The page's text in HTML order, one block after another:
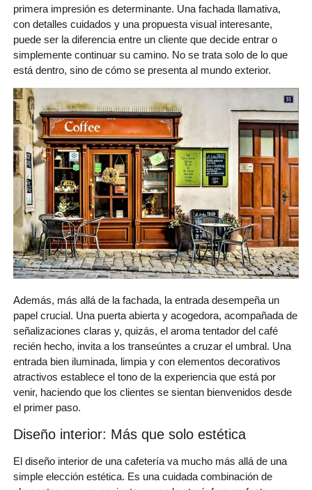
primera impresión es determinante. Una fachada llamativa,
con detalles cuidados y una propuesta visual interesante,
puede ser la diferencia entre un cliente que decide entrar o
simplemente continuar su camino. No se trata solo de lo que
está dentro, sino de cómo se presenta al mundo exterior.
Además, más allá de la fachada, la entrada desempeña un
papel crucial. Una puerta abierta y acogedora, acompañada de
señalizaciones claras y, quizás, el aroma tentador del café
recién hecho, invita a los transeúntes a cruzar el umbral. Una
entrada bien iluminada, limpia y con elementos decorativos
atractivos establece el tono de la experiencia que está por
venir, haciendo que los clientes se sientan bienvenidos desde
el primer paso.
Diseño interior: Más que solo estética
El diseño interior de una cafetería va mucho más allá de una
simple elección estética. Es una cuidada combinación de